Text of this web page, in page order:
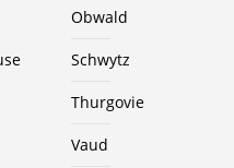
Obwald
Schwytz
Thurgovie
Vaud